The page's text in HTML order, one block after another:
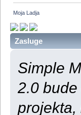
Moja Ladja
Zasluge
Simple
2.0
projekta,